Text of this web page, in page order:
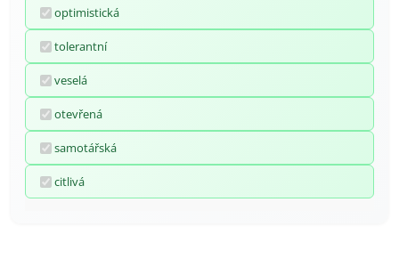
optimistická
tolerantní
veselá
otevřená
samotářská
citlivá